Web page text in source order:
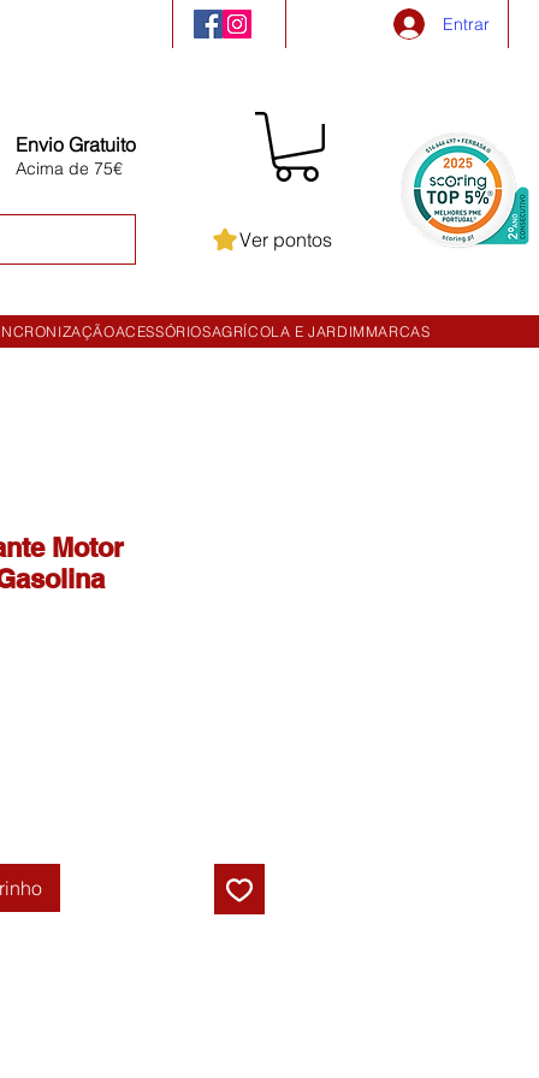
Entrar
Envio Gratuito
Acima de 75€
Ver pontos
ACESSÓRIOSAGRÍCOLA E JARDIM MARCAS
Motor